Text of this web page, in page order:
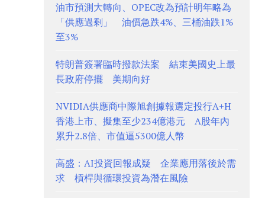
油市預測大轉向、OPEC改為預計明年略為
「供應過剩」 油價急跌4%、三桶油跌1%
至3%
特朗普簽署臨時撥款法案 結束美國史上最
長政府停擺 美期向好
NVIDIA供應商中際旭創據報選定投行A+H
香港上市、擬集至少234億港元 A股年內
累升2.8倍、市值逼5300億人幣
高盛：AI投資回報成疑 企業應用落後於需
求 槓桿與循環投資為潛在風險